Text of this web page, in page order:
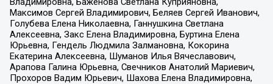
Максимов Сергей Владимирович, Беляев Сергей Иванович,
Голубева Елена Николаевна, Ганнушкина Светлана
Алексеевна, Закс Елена Владимировна, Буртина Елена
Юрьевна, Гендель Людмила Залмановна, Кокорина
Екатерина Алексеевна, Шуманов Илья Вячеславович,
Арапова Галина Юрьевна, Свечников Анатолий Мариевич,
Прохоров Вадим Юрьевич, Шахова Елена Владимировна,